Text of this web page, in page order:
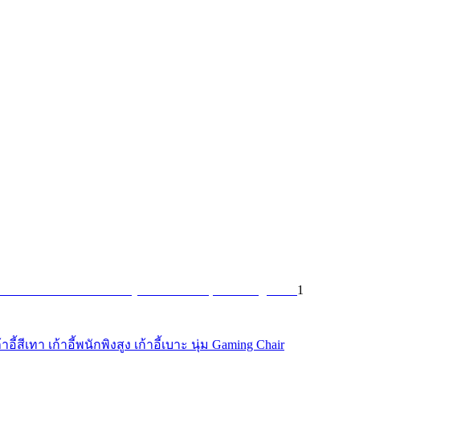
1
สีเทา เก้าอี้พนักพิงสูง เก้าอี้เบาะ นุ่ม Gaming Chair